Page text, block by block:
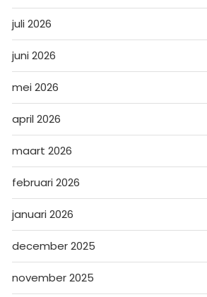
juli 2026
juni 2026
mei 2026
april 2026
maart 2026
februari 2026
januari 2026
december 2025
november 2025